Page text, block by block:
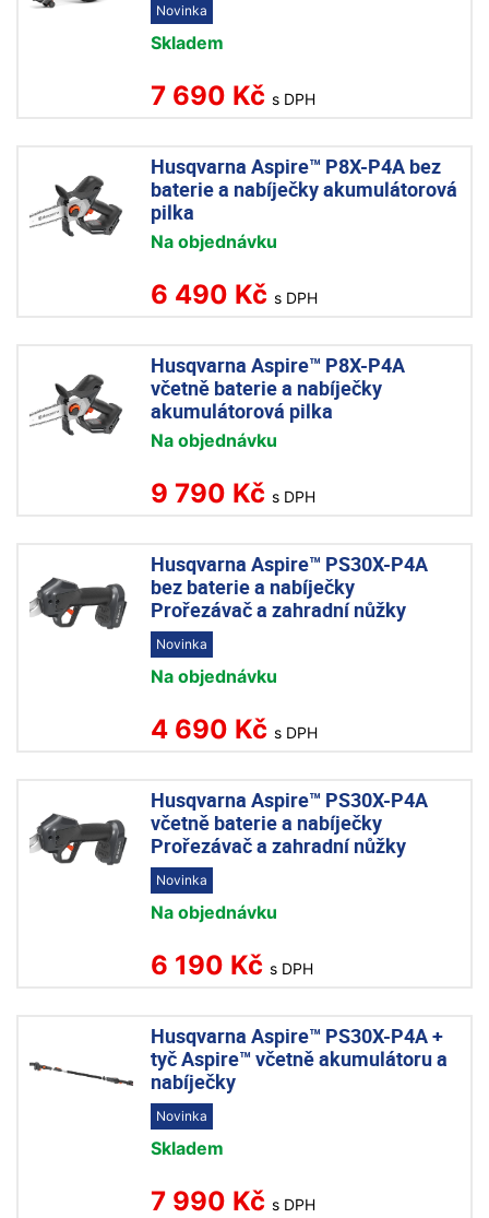
Novinka
Skladem
7 690 Kč s DPH
Husqvarna Aspire™ P8X-P4A bez
baterie a nabíječky akumulátorová
pilka
Na objednávku
6 490 Kč s DPH
Husqvarna Aspire™ P8X-P4A
včetně baterie a nabíječky
akumulátorová pilka
Na objednávku
9 790 Kč s DPH
Husqvarna Aspire™ PS30X-P4A
bez baterie a nabíječky
Prořezávač a zahradní nůžky
Novinka
Na objednávku
4 690 Kč s DPH
Husqvarna Aspire™ PS30X-P4A
včetně baterie a nabíječky
Prořezávač a zahradní nůžky
Novinka
Na objednávku
6 190 Kč s DPH
Husqvarna Aspire™ PS30X-P4A +
tyč Aspire™ včetně akumulátoru a
nabíječky
Novinka
Skladem
7 990 Kč s DPH